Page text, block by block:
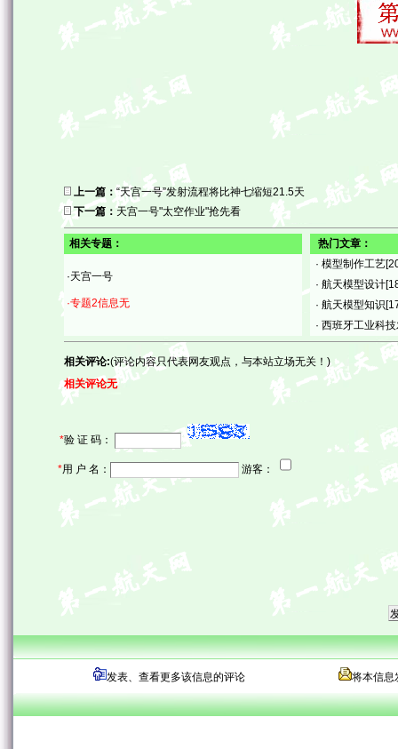
上一篇：“天宫一号”发射流程将比神七缩短21.5天
下一篇：天宫一号"太空作业"抢先看
相关专题：
·天宫一号
·专题2信息无
热门文章：
· 模型制作工艺
· 航天模型设计
· 航天模型知识
· 西班牙工业科
相关评论:(评论内容只代表网友观点，与本站立场无关！)
相关评论无
*验 证 码：
*用 户 名： 游客：
发表、查看更多该信息的评论 将本信息